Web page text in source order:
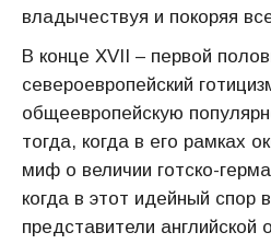
владычествуя и покоряя
В конце XVII – первой
североевропейский
общеевропейскую
тогда, когда в его рамках
миф о величии готско-
когда в этот идейный спор
представители